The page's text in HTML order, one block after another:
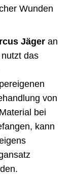
Wunden
Jägeran
das
von
bei
kann